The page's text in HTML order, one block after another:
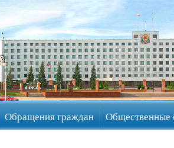
Обращения граждан Общественные